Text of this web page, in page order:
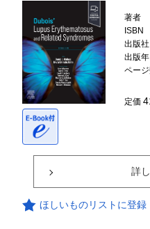
著者
ISBN
出版社
出版年
ペー
定価
詳
ほしいものリストに登録